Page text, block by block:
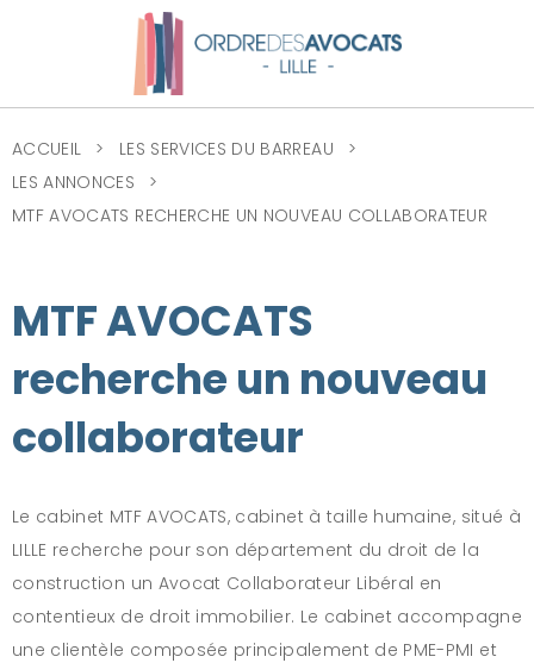
ACCUEIL
LES SERVICES DU BARREAU
LES ANNONCES
MTF AVOCATS RECHERCHE UN NOUVEAU COLLABORATEUR
MTF AVOCATS
recherche un nouveau
collaborateur
Le cabinet MTF AVOCATS, cabinet à taille humaine, situé à
LILLE recherche pour son département du droit de la
construction un Avocat Collaborateur Libéral en
contentieux de droit immobilier. Le cabinet accompagne
une clientèle composée principalement de PME-PMI et